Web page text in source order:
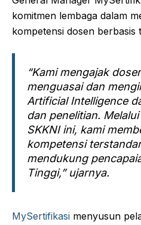
komitmen lembaga dalam
kompetensi dosen berbasis
“Kami mengajak
menguasai dan
Artificial Intelligence
dan penelitian.
SKKNI ini, kami
kompetensi
mendukung
Tinggi,” ujarnya.
MySertifikasi menyusun